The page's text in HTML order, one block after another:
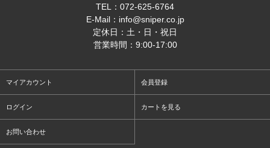
TEL： 072-625-6764
E-Mail： info@sniper.co.jp
定休日：土・日・祝日
営業時間：9:00-17:00
マイアカウント 会員登録
ログイン カートを見る
お問い合わせ